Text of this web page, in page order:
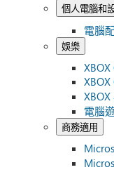
個人電腦和
電腦
娛樂
XBOX
電腦
商務適用